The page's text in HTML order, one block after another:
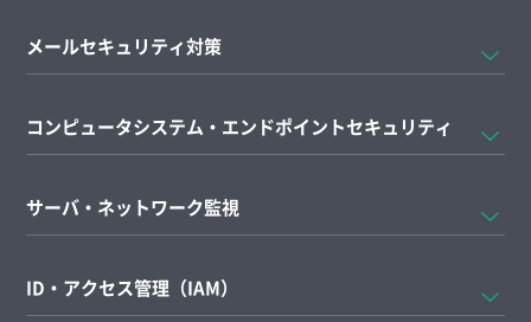
メールセキュリティ対策
コンピュータシステム・エンドポイントセキュリティ
サーバ・ネットワーク監視
ID・アクセス管理（IAM）